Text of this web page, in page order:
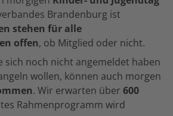
Brandenburg ist
stehen für alle
offen, ob Mitglied oder nicht.
sich noch nicht angemeldet haben
wollen, können auch morgen
. Wir erwarten über 600
Rahmenprogramm wird